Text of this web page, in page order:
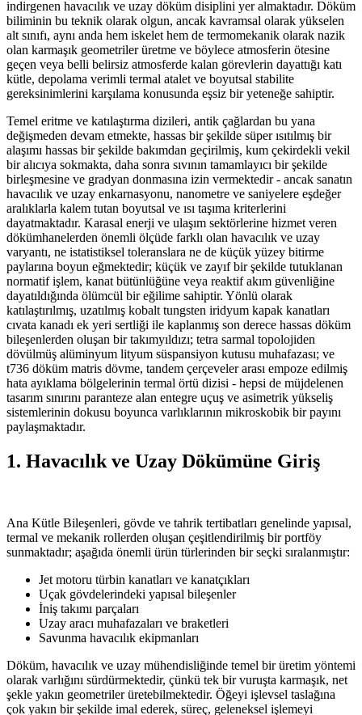
indirgenen havacılık ve uzay döküm disiplini yer almaktadır. Döküm
biliminin bu teknik olarak olgun, ancak kavramsal olarak yükselen
alt sınıfı, aynı anda hem iskelet hem de termomekanik olarak nazik
olan karmaşık geometriler üretme ve böylece atmosferin ötesine
geçen veya belli belirsiz atmosferde kalan görevlerin dayattığı katı
kütle, depolama verimli termal atalet ve boyutsal stabilite
gereksinimlerini karşılama konusunda eşsiz bir yeteneğe sahiptir.
Temel eritme ve katılaştırma dizileri, antik çağlardan bu yana
değişmeden devam etmekte, hassas bir şekilde süper ısıtılmış bir
alaşımı hassas bir şekilde bakımdan geçirilmiş, kum çekirdekli vekil
bir alıcıya sokmakta, daha sonra sıvının tamamlayıcı bir şekilde
birleşmesine ve gradyan donmasına izin vermektedir - ancak sanatın
havacılık ve uzay enkarnasyonu, nanometre ve saniyelere eşdeğer
aralıklarla kalem tutan boyutsal ve ısı taşıma kriterlerini
dayatmaktadır. Karasal enerji ve ulaşım sektörlerine hizmet veren
dökümhanelerden önemli ölçüde farklı olan havacılık ve uzay
varyantı, ne istatistiksel toleranslara ne de küçük yüzey bitirme
paylarına boyun eğmektedir; küçük ve zayıf bir şekilde tutuklanan
normatif işlem, kanat bütünlüğüne veya reaktif akım güvenliğine
dayatıldığında ölümcül bir eğilime sahiptir. Yönlü olarak
katılaştırılmış, uzatılmış kobalt tungsten iridyum kapak kanatları
cıvata kanadı ek yeri sertliği ile kaplanmış son derece hassas döküm
bileşenlerden oluşan bir takımyıldızı; tetra sarmal topolojiden
dövülmüş alüminyum lityum süspansiyon kutusu muhafazası; ve
t736 döküm matris dövme, tandem çerçeveler arası empoze edilmiş
hata ayıklama bölgelerinin termal örtü dizisi - hepsi de müjdelenen
tasarım sınırını paranteze alan entegre uçuş ve asimetrik yükseliş
sistemlerinin dokusu boyunca varlıklarının mikroskobik bir payını
paylaşmaktadır.
1. Havacılık ve Uzay Dökümüne Giriş
Ana Kütle Bileşenleri, gövde ve tahrik tertibatları genelinde yapısal,
termal ve mekanik rollerden oluşan çeşitlendirilmiş bir portföy
sunmaktadır; aşağıda önemli ürün türlerinden bir seçki sıralanmıştır:
Jet motoru türbin kanatları ve kanatçıkları
Uçak gövdelerindeki yapısal bileşenler
İniş takımı parçaları
Uzay aracı muhafazaları ve braketleri
Savunma havacılık ekipmanları
Döküm, havacılık ve uzay mühendisliğinde temel bir üretim yöntemi
olarak varlığını sürdürmektedir, çünkü tek bir vuruşta karmaşık, net
şekle yakın geometriler üretebilmektedir. Öğeyi işlevsel taslağına
çok yakın bir şekilde imal ederek, süreç, geleneksel işlemeyi